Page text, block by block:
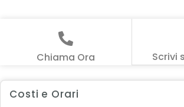
Chiama Ora Scrivi
Costi e Orari